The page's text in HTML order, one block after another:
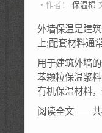
作者： 保温棉
外墙保温是建
上;配套材料通
用于建筑外墙
苯颗粒保温浆
有机保温材料
阅读全文——共